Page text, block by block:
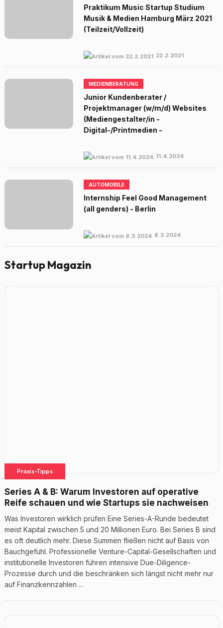
Praktikum Music Startup Studium
Musik & Medien Hamburg März 2021
(Teilzeit/Vollzeit)
22.2.2021
MEDIENBERATUNG
Junior Kundenberater /
Projektmanager (w/m/d) Websites
(Mediengestalter/in -
Digital-/Printmedien -
11.4.2024
AUTOMOBILE
Internship Feel Good Management
(all genders) - Berlin
8.3.2024
Startup Magazin
Praxis-Tipps
Series A & B: Warum Investoren auf operative
Reife schauen und wie Startups sie nachweisen
Was Investoren wirklich prüfen Eine Series-A-Runde bedeutet
meist Kapital zwischen 5 und 20 Millionen Euro. Bei Series B sind
es oft deutlich mehr. Diese Summen fließen nicht auf Basis von
Bauchgefühl. Professionelle Venture-Capital-Gesellschaften und
institutionelle Investoren führen intensive Due-Diligence-
Prozesse durch und die beschränken sich längst nicht mehr nur
auf Finanzkennzahlen ...